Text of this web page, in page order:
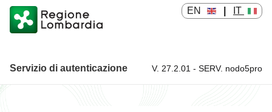
EN IT
Servizio di autenticazione Servizio di autenticazione
V. 27.2.01 - SERV. nodo5pro